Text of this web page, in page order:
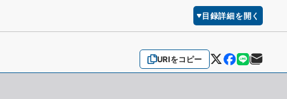
目録詳細を開く
URIをコピー